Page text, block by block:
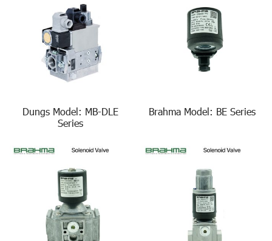
Dungs Model: MB-DLE
Series
Brahma Model: BE Series